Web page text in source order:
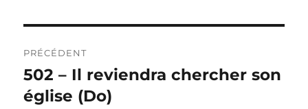
de
l’article
PRÉCÉDENT
Publication
précédente :
502 – Il reviendra chercher son
église (Do)